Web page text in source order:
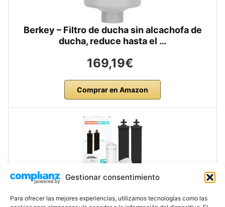
Gestionar consentimiento
Para ofrecer las mejores experiencias, utilizamos tecnologías como las
Berkey – Filtro de ducha sin alcachofa de
ducha, reduce hasta el …
169,19€
Comprar en Amazon
Berkey Gravity Replacement Water Filter, 2